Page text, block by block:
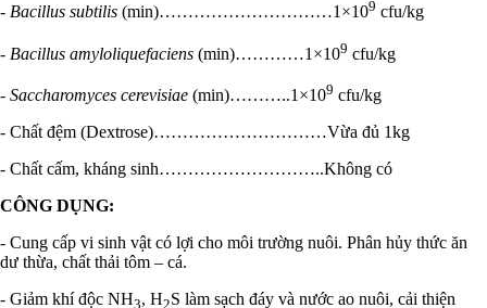
- Bacillus subtilis (min)…………………………1×109 cfu/kg
- Bacillus amyloliquefaciens (min)…………1×109 cfu/kg
- Saccharomyces cerevisiae (min)………..1×109 cfu/kg
- Chất đệm (Dextrose)…………………………Vừa đủ 1kg
- Chất cấm, kháng sinh………………………..Không có
CÔNG DỤNG:
- Cung cấp vi sinh vật có lợi cho môi trường nuôi. Phân hủy thức ăn
dư thừa, chất thải tôm – cá.
- Giảm khí độc NH3, H2S làm sạch đáy và nước ao nuôi, cải thiện